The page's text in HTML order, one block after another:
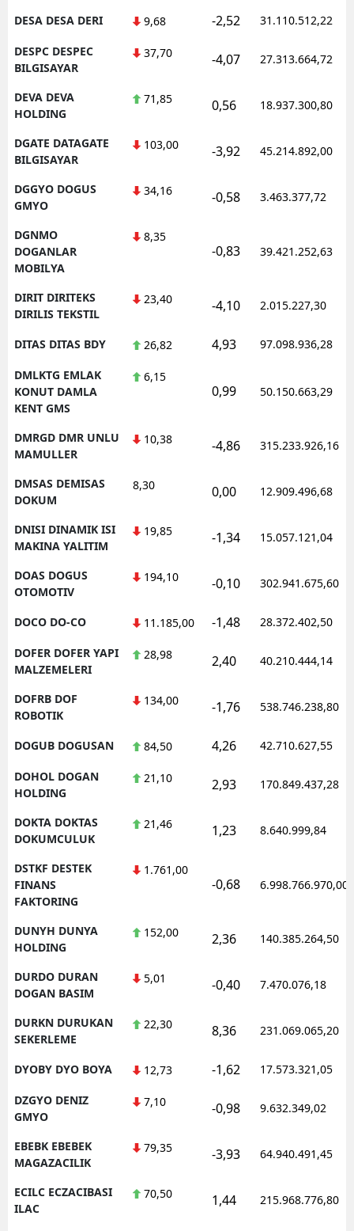
DESA DESA DERI 9,68 -2,52 31.110.512,22
DESPC DESPEC
BILGISAYAR
37,70 -4,07 27.313.664,72
DEVA DEVA
HOLDING
71,85 0,56 18.937.300,80
DGATE DATAGATE
BILGISAYAR
103,00 -3,92 45.214.892,00
DGGYO DOGUS
GMYO
34,16 -0,58 3.463.377,72
DGNMO
DOGANLAR
MOBILYA
8,35
-0,83 39.421.252,63
DIRIT DIRITEKS
DIRILIS TEKSTIL
23,40 -4,10 2.015.227,30
DITAS DITAS BDY 26,82 4,93 97.098.936,28
DMLKTG EMLAK
KONUT DAMLA
KENT GMS
6,15
0,99 50.150.663,29
DMRGD DMR UNLU
MAMULLER
10,38 -4,86 315.233.926,16
DMSAS DEMISAS
DOKUM
8,30 0,00 12.909.496,68
DNISI DINAMIK ISI
MAKINA YALITIM
19,85 -1,34 15.057.121,04
DOAS DOGUS
OTOMOTIV
194,10 -0,10 302.941.675,60
DOCO DO-CO 11.185,00 -1,48 28.372.402,50
DOFER DOFER YAPI
MALZEMELERI
28,98 2,40 40.210.444,14
DOFRB DOF
ROBOTIK
134,00 -1,76 538.746.238,80
DOGUB DOGUSAN 84,50 4,26 42.710.627,55
DOHOL DOGAN
HOLDING
21,10 2,93 170.849.437,28
DOKTA DOKTAS
DOKUMCULUK
21,46 1,23 8.640.999,84
DSTKF DESTEK
FINANS
FAKTORING
1.761,00
-0,68 6.998.766.970,00
DUNYH DUNYA
HOLDING
152,00 2,36 140.385.264,50
DURDO DURAN
DOGAN BASIM
5,01 -0,40 7.470.076,18
DURKN DURUKAN
SEKERLEME
22,30 8,36 231.069.065,20
DYOBY DYO BOYA 12,73 -1,62 17.573.321,05
DZGYO DENIZ
GMYO
7,10 -0,98 9.632.349,02
EBEBK EBEBEK
MAGAZACILIK
79,35 -3,93 64.940.491,45
ECILC ECZACIBASI
ILAC
70,50 1,44 215.968.776,80